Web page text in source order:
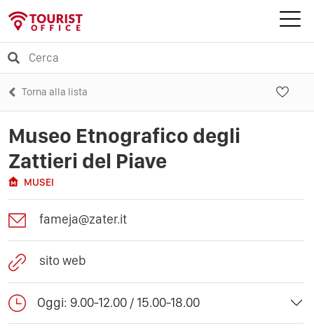
Torna alla lista
Museo Etnografico degli
Zattieri del Piave
MUSEI
fameja@zater.it
sito web
Oggi: 9.00-12.00 / 15.00-18.00